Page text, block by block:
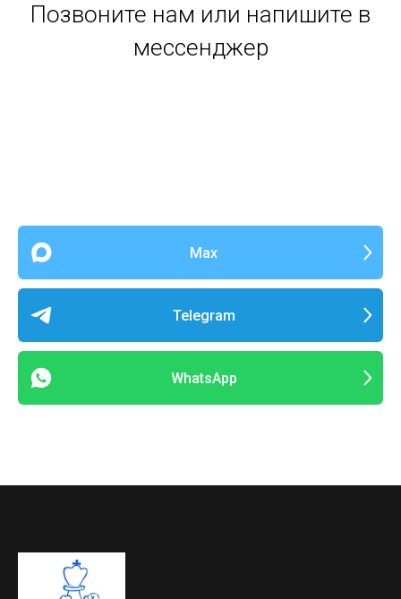
Позвоните нам или напишите в
мессенджер
Max
Telegram
WhatsApp